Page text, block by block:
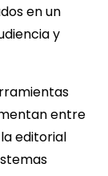
en un
y
entre
editorial